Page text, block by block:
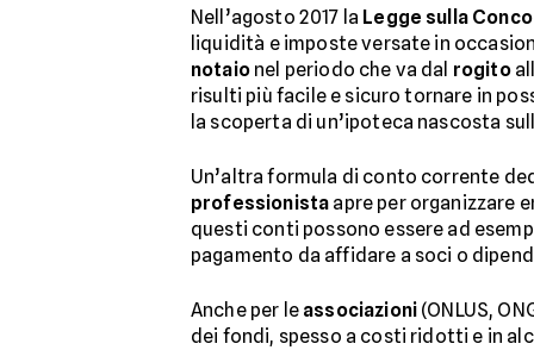
Nell’agosto 2017 la Legge sulla
liquidità e imposte versate in
notaionel periodo che va dal rogito
risulti più facile e sicuro tornare in
la scoperta di un’ipoteca nascosta
Un’altra formula di conto corrente
professionista apre per organizzare
questi conti possono essere ad
pagamento da affidare a soci o
Anche per le associazioni (ONLUS,
dei fondi, spesso a costi ridotti e in